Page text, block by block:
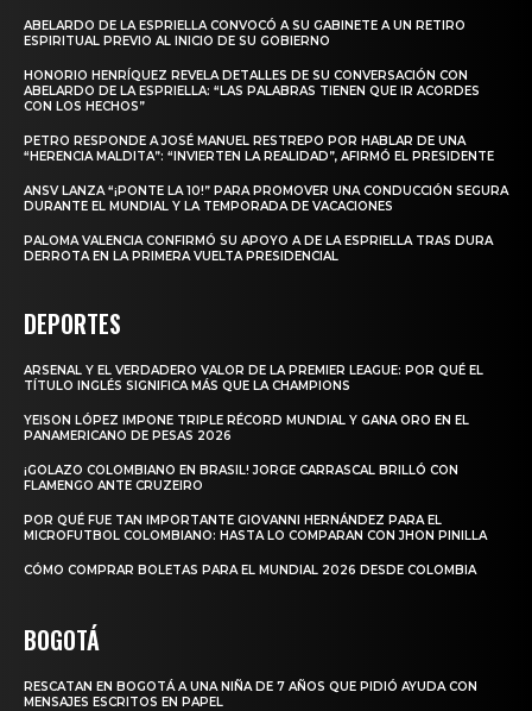
ABELARDO DE LA ESPRIELLA CONVOCÓ A SU GABINETE A UN RETIRO
ESPIRITUAL PREVIO AL INICIO DE SU GOBIERNO
HONORIO HENRÍQUEZ REVELA DETALLES DE SU CONVERSACIÓN CON
ABELARDO DE LA ESPRIELLA: “LAS PALABRAS TIENEN QUE IR ACORDES
CON LOS HECHOS”
PETRO RESPONDE A JOSÉ MANUEL RESTREPO POR HABLAR DE UNA
“HERENCIA MALDITA”: “INVIERTEN LA REALIDAD”, AFIRMÓ EL PRESIDENTE
ANSV LANZA “¡PONTE LA 10!” PARA PROMOVER UNA CONDUCCIÓN SEGURA
DURANTE EL MUNDIAL Y LA TEMPORADA DE VACACIONES
PALOMA VALENCIA CONFIRMÓ SU APOYO A DE LA ESPRIELLA TRAS DURA
DERROTA EN LA PRIMERA VUELTA PRESIDENCIAL
DEPORTES
ARSENAL Y EL VERDADERO VALOR DE LA PREMIER LEAGUE: POR QUÉ EL
TÍTULO INGLÉS SIGNIFICA MÁS QUE LA CHAMPIONS
YEISON LÓPEZ IMPONE TRIPLE RÉCORD MUNDIAL Y GANA ORO EN EL
PANAMERICANO DE PESAS 2026
¡GOLAZO COLOMBIANO EN BRASIL! JORGE CARRASCAL BRILLÓ CON
FLAMENGO ANTE CRUZEIRO
POR QUÉ FUE TAN IMPORTANTE GIOVANNI HERNÁNDEZ PARA EL
MICROFUTBOL COLOMBIANO: HASTA LO COMPARAN CON JHON PINILLA
CÓMO COMPRAR BOLETAS PARA EL MUNDIAL 2026 DESDE COLOMBIA
BOGOTÁ
RESCATAN EN BOGOTÁ A UNA NIÑA DE 7 AÑOS QUE PIDIÓ AYUDA CON
MENSAJES ESCRITOS EN PAPEL